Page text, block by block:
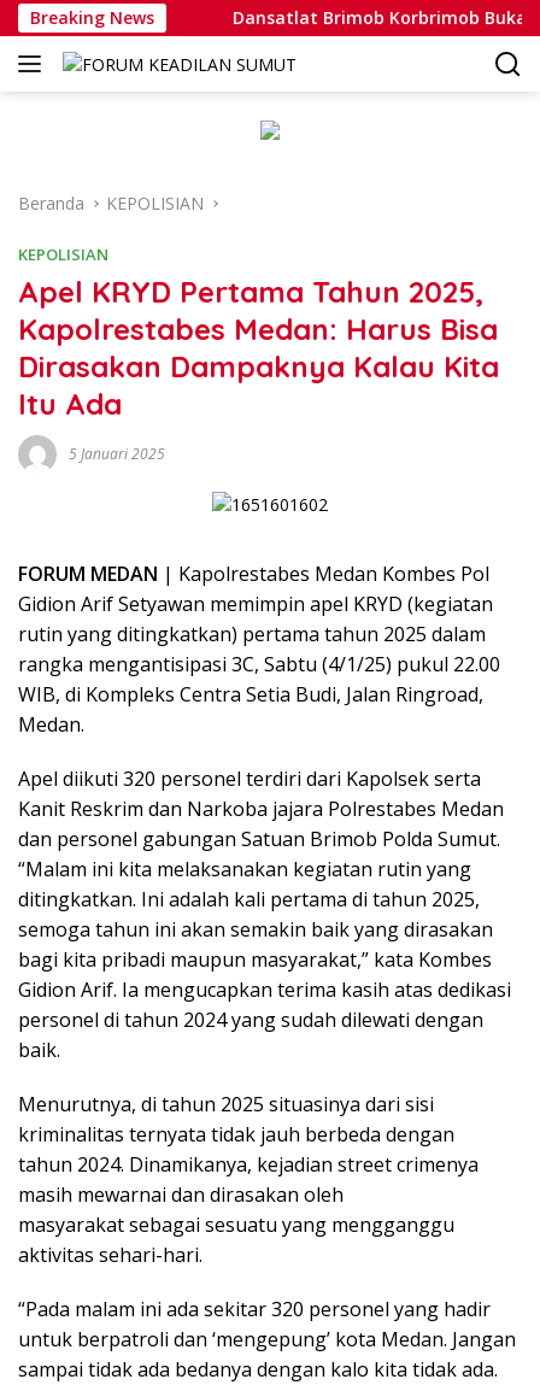
Langsung
ke
konten
Breaking News
Nyata Dansatlat Brimob Korbrimob Buka
Beranda KEPOLISIAN
KEPOLISIAN
Apel KRYD Pertama Tahun 2025,
Kapolrestabes Medan: Harus Bisa
Dirasakan Dampaknya Kalau Kita
Itu Ada
5 Januari 2025
FORUM MEDAN | Kapolrestabes Medan Kombes Pol
Gidion Arif Setyawan memimpin apel KRYD (kegiatan
rutin yang ditingkatkan) pertama tahun 2025 dalam
rangka mengantisipasi 3C, Sabtu (4/1/25) pukul 22.00
WIB, di Kompleks Centra Setia Budi, Jalan Ringroad,
Medan.
Apel diikuti 320 personel terdiri dari Kapolsek serta
Kanit Reskrim dan Narkoba jajara Polrestabes Medan
dan personel gabungan Satuan Brimob Polda Sumut.
“Malam ini kita melaksanakan kegiatan rutin yang
ditingkatkan. Ini adalah kali pertama di tahun 2025,
semoga tahun ini akan semakin baik yang dirasakan
bagi kita pribadi maupun masyarakat,” kata Kombes
Gidion Arif. Ia mengucapkan terima kasih atas dedikasi
personel di tahun 2024 yang sudah dilewati dengan
baik.
Menurutnya, di tahun 2025 situasinya dari sisi
kriminalitas ternyata tidak jauh berbeda dengan
tahun 2024. Dinamikanya, kejadian street crimenya
masih mewarnai dan dirasakan oleh
masyarakat sebagai sesuatu yang mengganggu
aktivitas sehari-hari.
“Pada malam ini ada sekitar 320 personel yang hadir
untuk berpatroli dan ‘mengepung’ kota Medan. Jangan
sampai tidak ada bedanya dengan kalo kita tidak ada.